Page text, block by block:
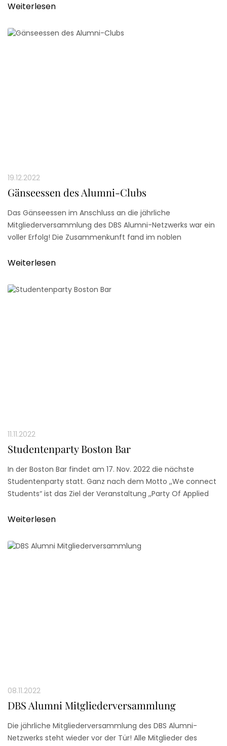
Weiterlesen
19.12.2022
Gänseessen des Alumni-Clubs
Das Gänseessen im Anschluss an die jährliche
Mitgliederversammlung des DBS Alumni-Netzwerks war ein
voller Erfolg! Die Zusammenkunft fand im noblen
Weiterlesen
11.11.2022
Studentenparty Boston Bar
In der Boston Bar findet am 17. Nov. 2022 die nächste
Studentenparty statt. Ganz nach dem Motto ,,We connect
Students“ ist das Ziel der Veranstaltung ,,Party Of Applied
intensiver zu vernetzen und mehr in den Austausch zu
Weiterlesen
08.11.2022
DBS Alumni Mitgliederversammlung
Die jährliche Mitgliederversammlung des DBS Alumni-
Netzwerks steht wieder vor der Tür! Alle Mitglieder des